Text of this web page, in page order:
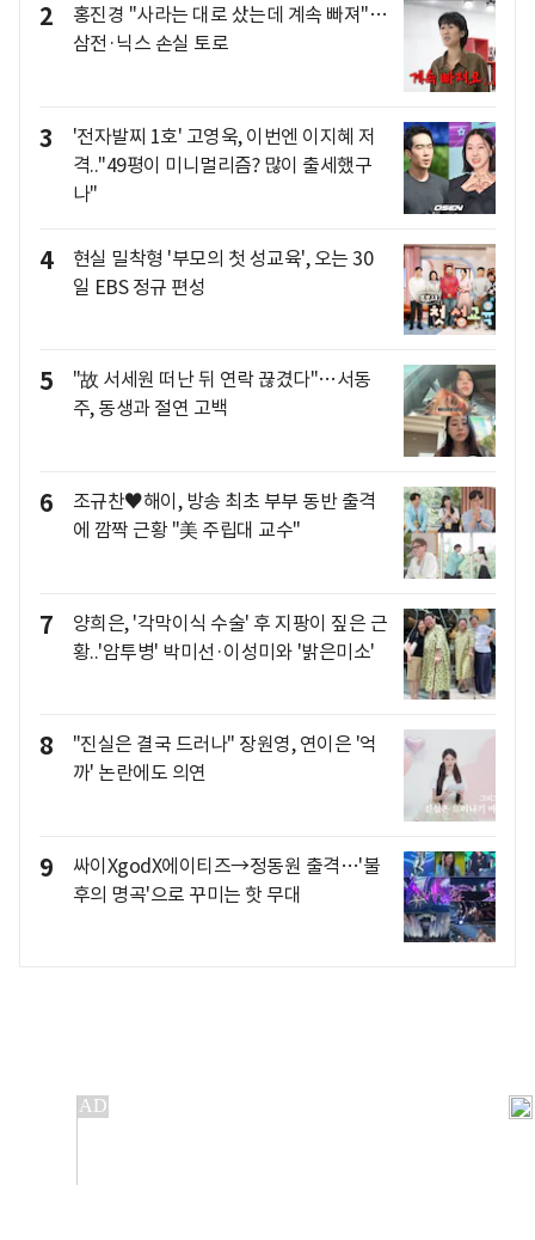
2
홍진경 "사라는 대로 샀는데 계속 빠져"…
삼전·닉스 손실 토로
3
'전자발찌 1호' 고영욱, 이번엔 이지혜 저
격.."49평이 미니멀리즘? 많이 출세했구
나"
4
현실 밀착형 '부모의 첫 성교육', 오는 30
일 EBS 정규 편성
5
"故 서세원 떠난 뒤 연락 끊겼다"…서동
주, 동생과 절연 고백
6
조규찬♥해이, 방송 최초 부부 동반 출격
에 깜짝 근황 "美 주립대 교수"
7
양희은, '각막이식 수술' 후 지팡이 짚은 근
황..'암투병' 박미선·이성미와 '밝은미소'
8
"진실은 결국 드러나" 장원영, 연이은 '억
까' 논란에도 의연
9
싸이XgodX에이티즈→정동원 출격…'불
후의 명곡'으로 꾸미는 핫 무대